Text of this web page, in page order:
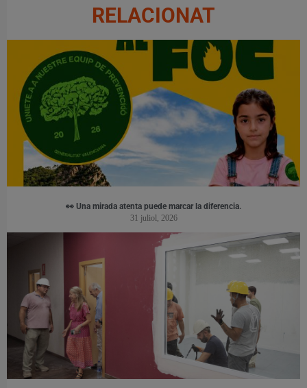
RELACIONAT
👀 Una mirada atenta puede marcar la diferencia.
31 juliol, 2026